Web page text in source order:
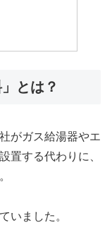
とは？
がガス給湯器やエ
置する代わりに、
いました。